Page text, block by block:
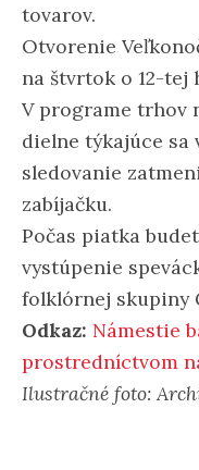
tovarov.
Otvorenie
na štvrtok o 12-tej
V programe trhov
dielne týkajúce sa
sledovanie
zabíjačku.
Počas piatka
vystúpenie
folklórnej skupiny
Odkaz: Námestie
prostredníctvom
Ilustračné foto: